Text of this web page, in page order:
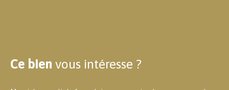
Ce bien vous intéresse ?